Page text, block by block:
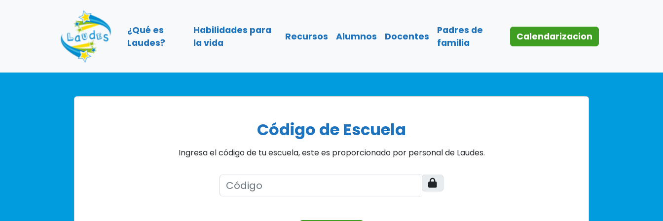
¿Qué es
Laudes?
Habilidades para
la vida
Recursos Alumnos Docentes
Padres de
familia
Calendarizacion
Código de Escuela
Ingresa el código de tu escuela, este es proporcionado por personal de Laudes.